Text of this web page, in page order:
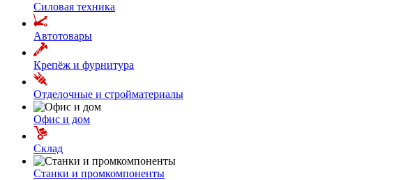
Силовая техника
Автотовары
Крепёж и фурнитура
Отделочные и стройматериалы
Офис и дом
Склад
Станки и промкомпоненты